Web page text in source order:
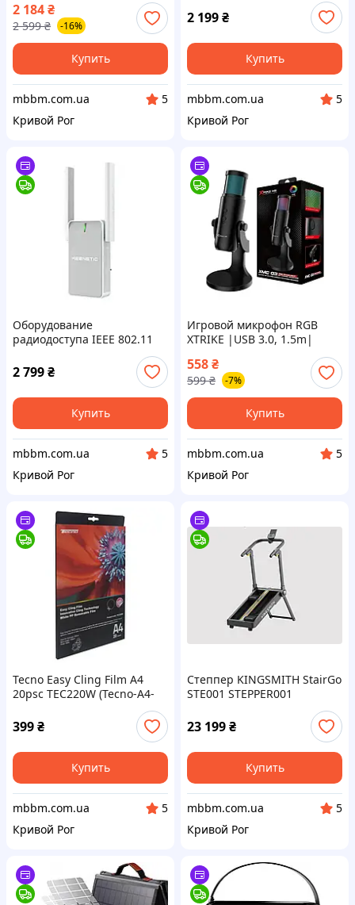
QC3.0 & PD3.0 USB-С / USB-A
SC006 Grey
2 184₴
2 599 ₴ -16%
Купить
mbbm.com.ua
5
Кривой Рог
модели Keenetic BUDDY 4
KN-3211 (Белый)
2 199₴
Купить
mbbm.com.ua
5
Кривой Рог
Оборудование
радиодоступа ІЕЕЕ 802.11
модели Keenetic BUDDY 5
KN-3311
2 799₴
Купить
mbbm.com.ua
5
Кривой Рог
Игровой микрофон RGB
XTRIKE |USB 3.0, 1.5m|
558₴
599 ₴ -7%
Купить
mbbm.com.ua
5
Кривой Рог
Tecno Easy Cling Film A4
20psc TEC220W (Tecno-A4-
399₴
Купить
mbbm.com.ua
5
Кривой Рог
Степпер KINGSMITH StairGo
STE001 STEPPER001
23 199₴
Купить
mbbm.com.ua
5
Кривой Рог